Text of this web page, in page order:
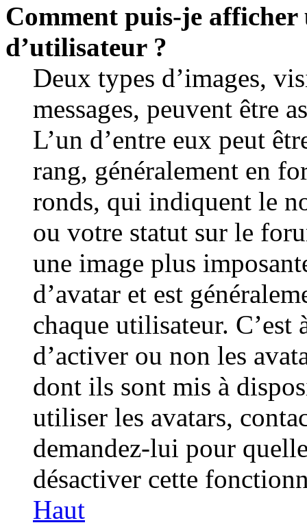
Comment puis-je afficher
d’utilisateur ?
Deux types d’images,
messages, peuvent être
L’un d’entre eux peut
rang, généralement en
ronds, qui indiquent le
ou votre statut sur le
une image plus
d’avatar et est
chaque utilisateur.
d’activer ou non les
dont ils sont mis à
utiliser les avatars,
demandez-lui pour
désactiver cette
Haut